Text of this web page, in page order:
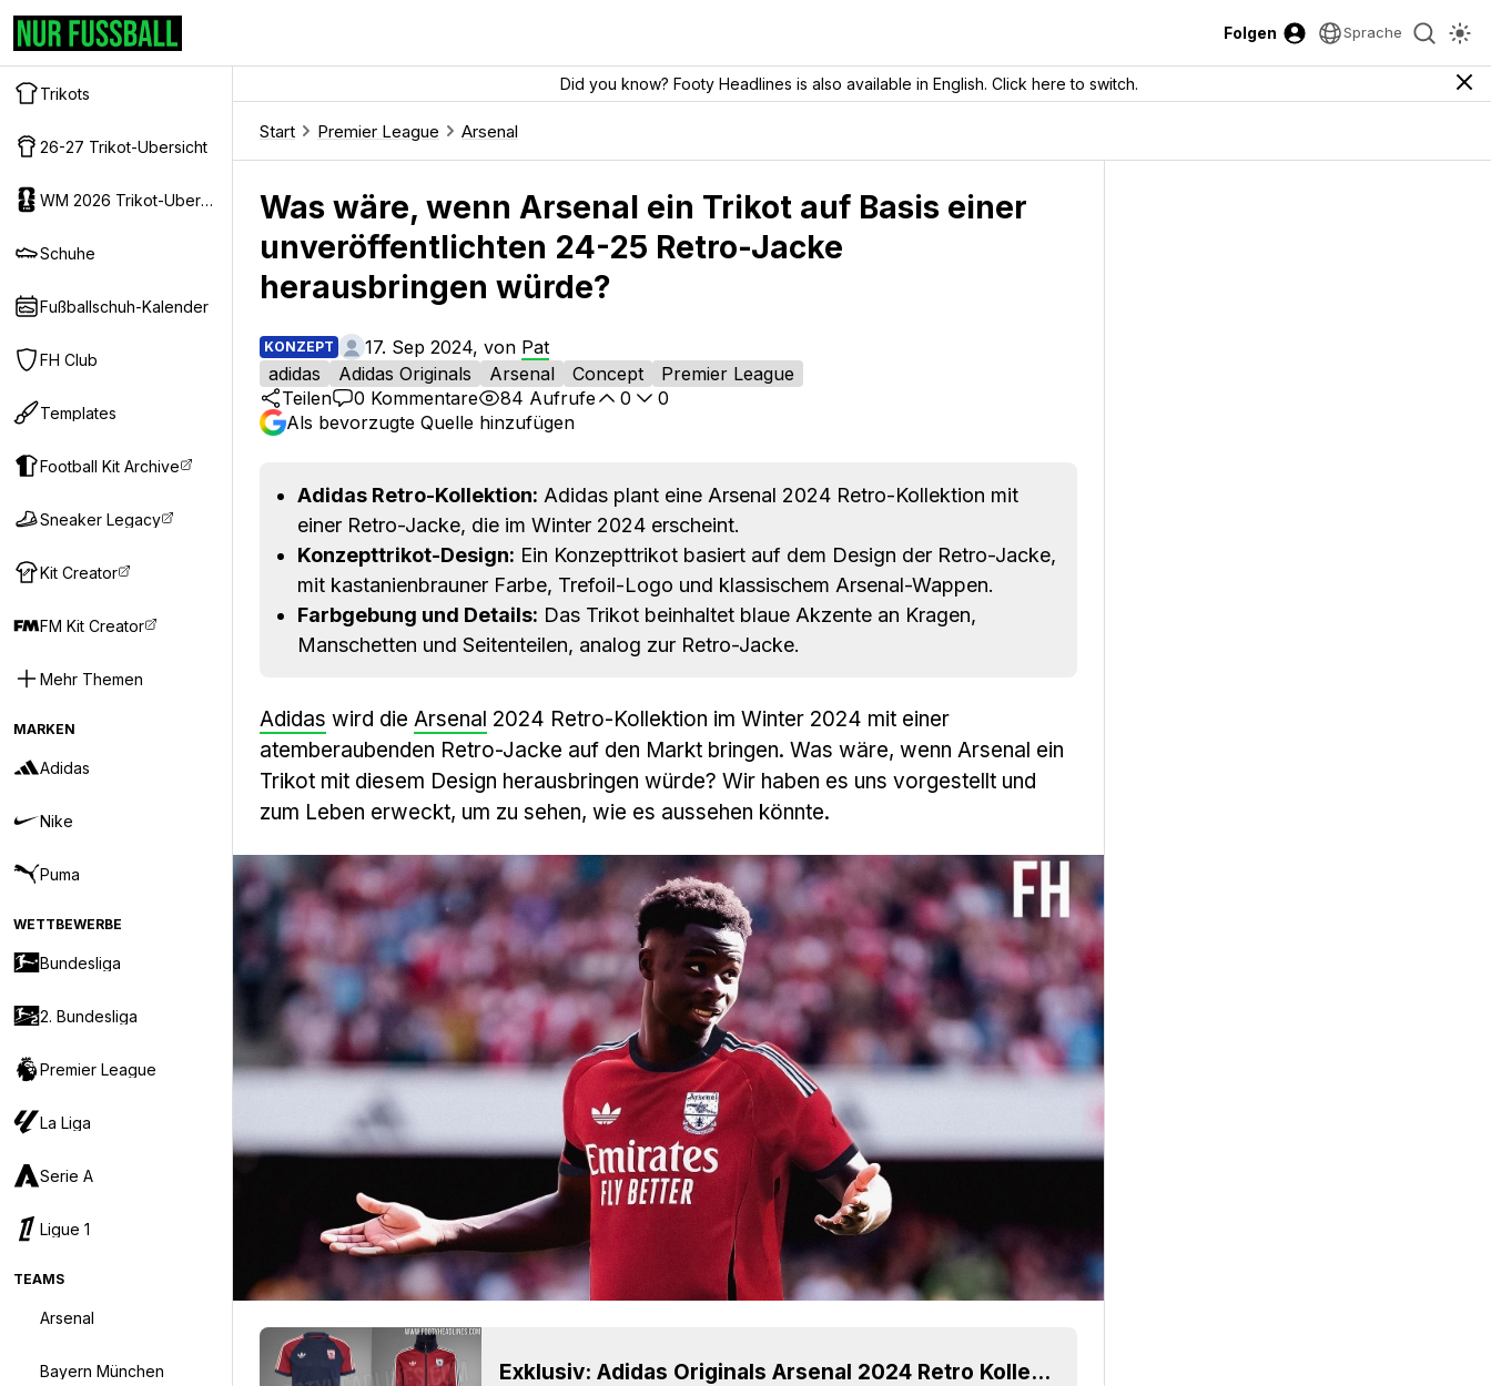
Folgen Sprache
Trikots
26-27 Trikot-Ubersicht
WM 2026 Trikot-Ubersicht
Schuhe
Fußballschuh-Kalender
FH Club
Templates
Football Kit Archive
Sneaker Legacy
Kit Creator
FM Kit Creator
Mehr Themen
MARKEN
Adidas
Nike
Puma
WETTBEWERBE
Bundesliga
2. Bundesliga
Premier League
La Liga
Serie A
Ligue 1
TEAMS
Arsenal
Bayern München
Did you know? Footy Headlines is also available in English. Click here to switch.
Start Premier League Arsenal
Was wäre, wenn Arsenal ein Trikot auf Basis einer
unveröffentlichten 24-25 Retro-Jacke
herausbringen würde?
KONZEPT 17. Sep 2024, von Pat
adidas
Adidas Originals Arsenal Concept
Premier League
Teilen
0 Kommentare 84 Aufrufe 0
0
Als bevorzugte Quelle hinzufügen
Adidas Retro-Kollektion: Adidas plant eine Arsenal 2024 Retro-Kollektion mit
einer Retro-Jacke, die im Winter 2024 erscheint.
Konzepttrikot-Design: Ein Konzepttrikot basiert auf dem Design der Retro-Jacke,
mit kastanienbrauner Farbe, Trefoil-Logo und klassischem Arsenal-Wappen.
Farbgebung und Details: Das Trikot beinhaltet blaue Akzente an Kragen,
Manschetten und Seitenteilen, analog zur Retro-Jacke.
Adidas wird die Arsenal 2024 Retro-Kollektion im Winter 2024 mit einer
atemberaubenden Retro-Jacke auf den Markt bringen. Was wäre, wenn Arsenal ein
Trikot mit diesem Design herausbringen würde? Wir haben es uns vorgestellt und
zum Leben erweckt, um zu sehen, wie es aussehen könnte.
Exklusiv: Adidas Originals Arsenal 2024 Retro Kollektion geleakt